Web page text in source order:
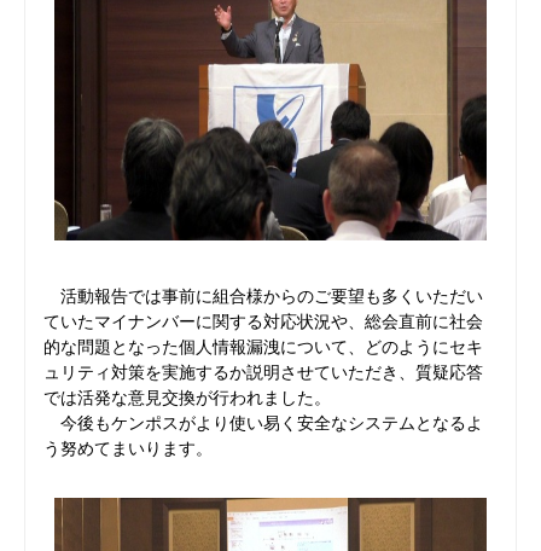
活動報告では事前に組合様からのご要望も多くいただい
ていたマイナンバーに関する対応状況や、総会直前に社会
的な問題となった個人情報漏洩について、どのようにセキ
ュリティ対策を実施するか説明させていただき、質疑応答
では活発な意見交換が行われました。
今後もケンポスがより使い易く安全なシステムとなるよ
う努めてまいります。